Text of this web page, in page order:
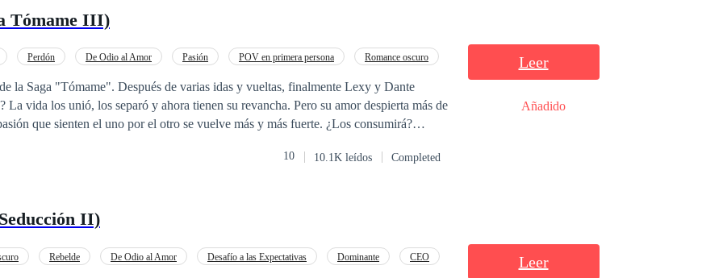
Tómame III)
Perdón De Odio al Amor Pasión POV en primera persona
Romance oscuro
de varias idas y vueltas, finalmente Lexy y Dante
de
de esta historia.
10 10.1K leídos Completed
Leer
Añadido
II)
Rebelde De Odio al Amor Desafío a las Expectativas Dominante
CEO
Leer